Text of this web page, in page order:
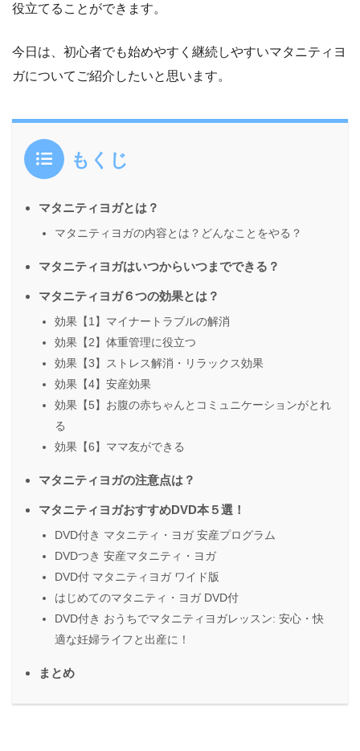
役立てることができます。
今日は、初心者でも始めやすく継続しやすいマタニティヨ
ガについてご紹介したいと思います。
もくじ
マタニティヨガとは？
マタニティヨガの内容とは？どんなことをやる？
マタニティヨガはいつからいつまでできる？
マタニティヨガ６つの効果とは？
効果【1】マイナートラブルの解消
効果【2】体重管理に役立つ
効果【3】ストレス解消・リラックス効果
効果【4】安産効果
効果【5】お腹の赤ちゃんとコミュニケーションがとれ
る
効果【6】ママ友ができる
マタニティヨガの注意点は？
マタニティヨガおすすめDVD本５選！
DVD付き マタニティ・ヨガ 安産プログラム
DVDつき 安産マタニティ・ヨガ
DVD付 マタニティヨガ ワイド版
はじめてのマタニティ・ヨガ DVD付
DVD付き おうちでマタニティヨガレッスン: 安心・快
適な妊婦ライフと出産に！
まとめ